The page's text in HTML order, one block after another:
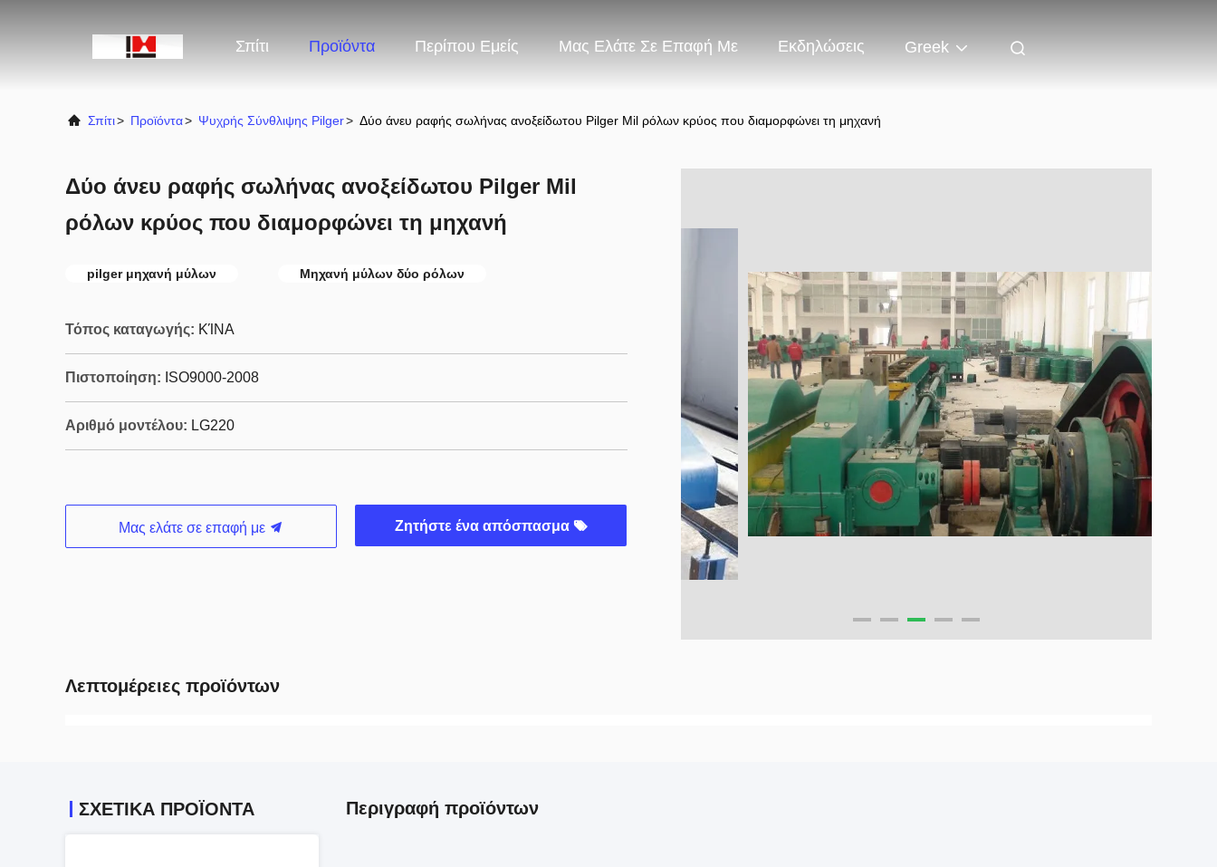
Σπίτι Προϊόντα Περίπου Εμείς Μας Ελάτε Σε Επαφή Με Εκδηλώσεις Greek
Σπίτι> Προϊόντα> Ψυχρής Σύνθλιψης Pilger> Δύο άνευ ραφής σωλήνας ανοξείδωτου Pilger Mil ρόλων κρύος που διαμορφώνει τη μηχανή
Δύο άνευ ραφής σωλήνας ανοξείδωτου Pilger Mil
ρόλων κρύος που διαμορφώνει τη μηχανή
pilger μηχανή μύλων Μηχανή μύλων δύο ρόλων
Τόπος καταγωγής: ΚΊΝΑ
Πιστοποίηση: ISO9000-2008
Αριθμό μοντέλου: LG220
Μας ελάτε σε επαφή με Ζητήστε ένα απόσπασμα
Λεπτομέρειες προϊόντων
ΣΧΕΤΙΚΆ ΠΡΟΪΌΝΤΑ Περιγραφή προϊόντων